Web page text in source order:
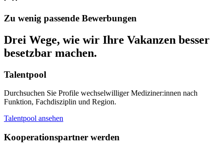
Zu wenig passende Bewerbungen
Drei Wege, wie wir Ihre Vakanzen besser
besetzbar machen.
Talentpool
Durchsuchen Sie Profile wechselwilliger Mediziner:innen nach
Funktion, Fachdisziplin und Region.
Talentpool ansehen
Kooperationspartner werden